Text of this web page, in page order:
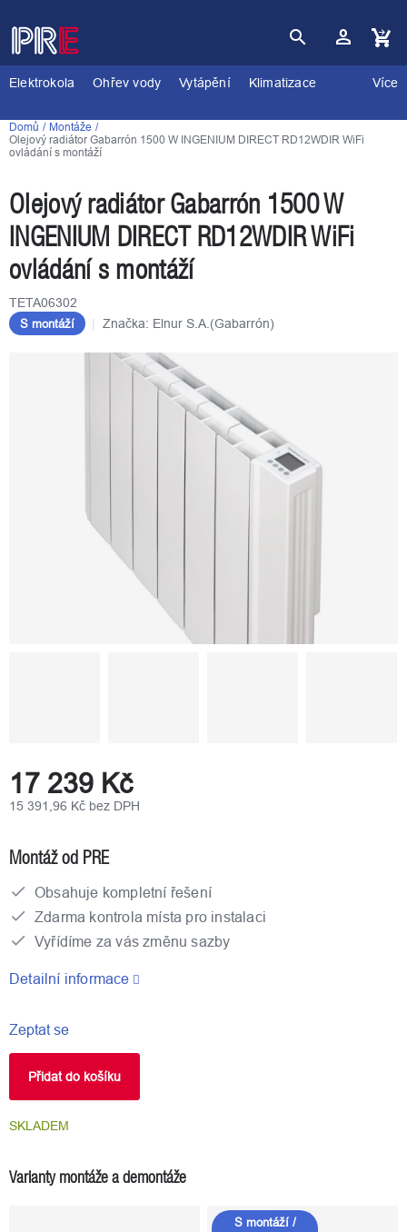
na
obsah
Nákupní
košík
Elektrokola
Ohřev vody Vytápění Klimatizace Více
Domů
Montáže
Olejový radiátor Gabarrón 1500 W INGENIUM DIRECT RD12WDIR WiFi
ovládání s montáží
Olejový radiátor Gabarrón 1500 W
INGENIUM DIRECT RD12WDIR WiFi
ovládání s montáží
TETA06302
S montáží
Značka: Elnur S.A.(Gabarrón)
17 239 Kč
15 391,96 Kč bez DPH
SKLADEM
Přidat do košíku
Montáž od PRE
Obsahuje kompletní řešení
Zdarma kontrola místa pro instalaci
Vyřídíme za vás změnu sazby
Detailní informace
Zeptat se
Varianty montáže a demontáže
S montáží /